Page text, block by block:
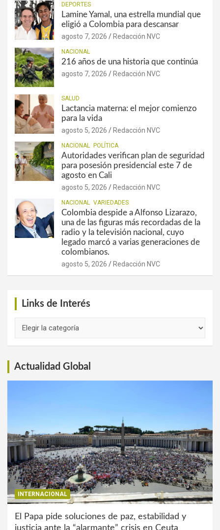
DEPORTES
Lamine Yamal, una estrella mundial que
eligió a Colombia para descansar
agosto 7, 2026 Redacción NVC
NACIONAL
216 años de una historia que continúa
agosto 7, 2026 Redacción NVC
SALUD
Lactancia materna: el mejor comienzo
para la vida
agosto 5, 2026 Redacción NVC
NACIONAL POLÍTICA
Autoridades verifican plan de seguridad
para posesión presidencial este 7 de
agosto en Cali
agosto 5, 2026 Redacción NVC
NACIONAL VARIEDADES
Colombia despide a Alfonso Lizarazo,
una de las figuras más recordadas de la
radio y la televisión nacional, cuyo
legado marcó a varias generaciones de
colombianos.
agosto 5, 2026 Redacción NVC
Links de Interés
Actualidad Global
INTERNACIONAL
El Papa pide soluciones de paz, estabilidad y
justicia ante la “alarmante” crisis en Ceuta